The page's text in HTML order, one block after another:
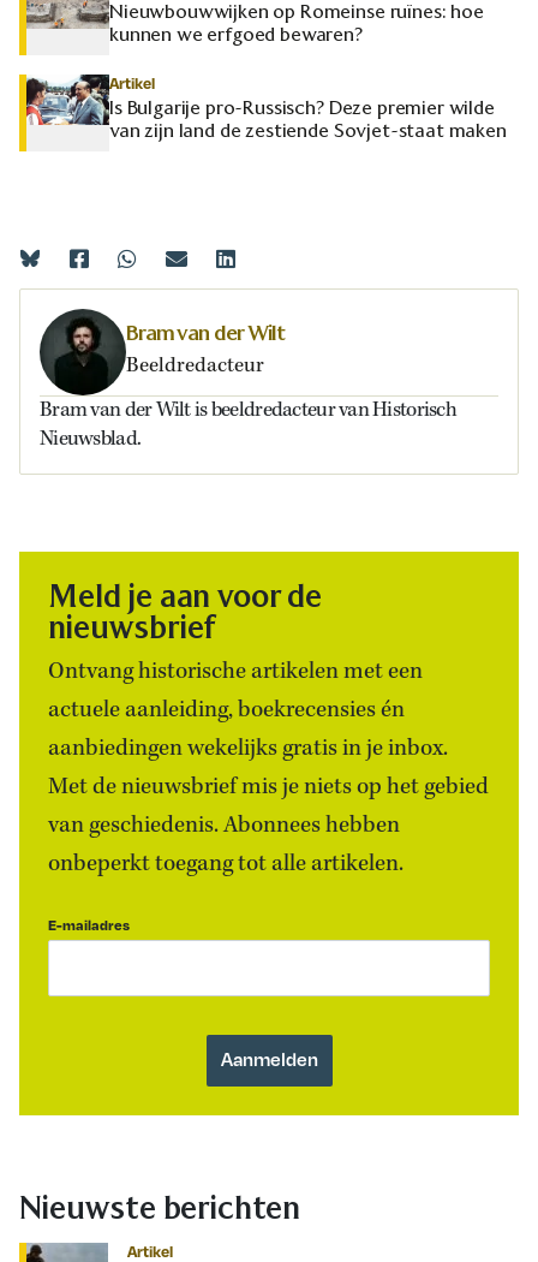
Nieuwbouwwijken op Romeinse ruïnes: hoe
kunnen we erfgoed bewaren?
Artikel
Is Bulgarije pro-Russisch? Deze premier wilde
van zijn land de zestiende Sovjet-staat maken
Bram van der Wilt
Beeldredacteur
Bram van der Wilt is beeldredacteur van Historisch
Nieuwsblad.
Meld je aan voor de
nieuwsbrief
Ontvang historische artikelen met een
actuele aanleiding, boekrecensies én
aanbiedingen wekelijks gratis in je inbox.
Met de nieuwsbrief mis je niets op het gebied
van geschiedenis. Abonnees hebben
onbeperkt toegang tot alle artikelen.
E-mailadres
Nieuwste berichten
Artikel